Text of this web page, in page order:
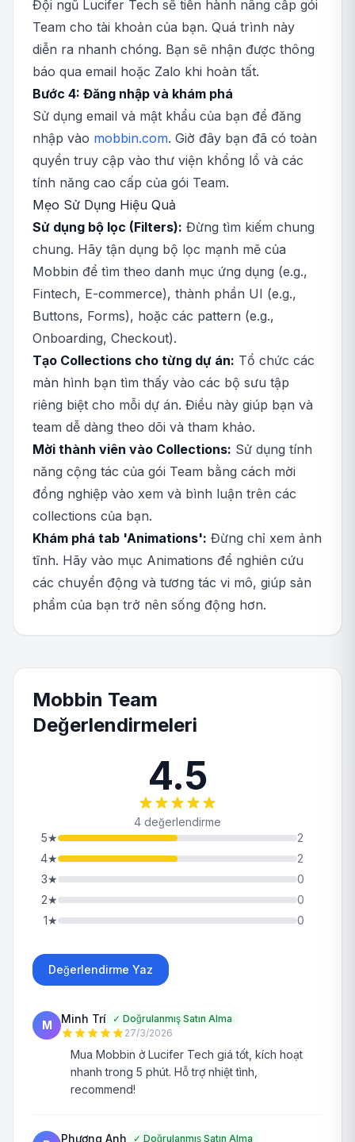
Đội ngũ Lucifer Tech sẽ tiến hành nâng cấp gói
Team cho tài khoản của bạn. Quá trình này
diễn ra nhanh chóng. Bạn sẽ nhận được thông
báo qua email hoặc Zalo khi hoàn tất.
Bước 4: Đăng nhập và khám phá
Sử dụng email và mật khẩu của bạn để đăng
nhập vào mobbin.com. Giờ đây bạn đã có toàn
quyền truy cập vào thư viện khổng lồ và các
tính năng cao cấp của gói Team.
Mẹo Sử Dụng Hiệu Quả
Sử dụng bộ lọc (Filters): Đừng tìm kiếm chung
chung. Hãy tận dụng bộ lọc mạnh mẽ của
Mobbin để tìm theo danh mục ứng dụng (e.g.,
Fintech, E-commerce), thành phần UI (e.g.,
Buttons, Forms), hoặc các pattern (e.g.,
Onboarding, Checkout).
Tạo Collections cho từng dự án: Tổ chức các
màn hình bạn tìm thấy vào các bộ sưu tập
riêng biệt cho mỗi dự án. Điều này giúp bạn và
team dễ dàng theo dõi và tham khảo.
Mời thành viên vào Collections: Sử dụng tính
năng cộng tác của gói Team bằng cách mời
đồng nghiệp vào xem và bình luận trên các
collections của bạn.
Khám phá tab 'Animations': Đừng chỉ xem ảnh
tĩnh. Hãy vào mục Animations để nghiên cứu
các chuyển động và tương tác vi mô, giúp sản
phẩm của bạn trở nên sống động hơn.
Mobbin Team
Değerlendirmeleri
4.5
4 değerlendirme
5★
2
4★
2
3★
0
2★
0
1★ 0
Değerlendirme Yaz
M Minh Trí ✓ Doğrulanmış Satın Alma
27/3/2026
Mua Mobbin ở Lucifer Tech giá tốt, kích hoạt
nhanh trong 5 phút. Hỗ trợ nhiệt tình,
recommend!
Phương Anh ✓ Doğrulanmış Satın Alma